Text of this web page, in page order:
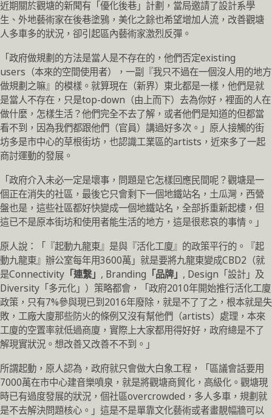
近期關於觀塘的新聞有「優化後巷」計劃，當局邀請了設計系學
生、外地藝術家在後巷塗鴉，美化之餘也希望增加人流，改善觀塘
人多車多的狀況，卻引起區內藝術家激烈反彈。
「政府做規劃的方法是當人是不存在的，他們否定existing
users（本來的空間使用者），一副『我只不過在一個沒人用的地方
做規劃之嘛』的模樣。就算現在（新界）東北都是一樣，他們是就
是當人不存在，只是top-down（由上而下）去為你好，裡面的人在
做什麼，怎樣生活？他們完全不去了解，或者他們是知道的但都當
看不到，因為我們都跟他們（官員）講過好多次。」原人接觸的街
坊多是市中心的草根街坊，也認識工業區的artists，近來多了一起
商討運動的發展。
「政府介入未必一定是壞事，問題是它怎樣回應民間呢？觀塘是一
個正在消失的社區，最後它只會剩下一個地鐵站名，土瓜灣，西營
盤也是，這些社區都好快變成一個地鐵站名，全部拆重新起樓，但
這已不是原本街坊和使用者能生活的地方，這是很悲哀的事情。」
原人說：「『起動九龍東』是與『活化工廈』的政策平行的。『起
動九龍東』辦公室每年用3600萬」就是要將九龍東變成CBD2（就
是Connectivity 「連繫」 , Branding 「品牌」 , Design「設計」及
Diversity「多元化」）策略都會，「政府2010年開始推行活化工廈
政策，只有7%參與現已到2016年廢除，就是不了了之，根本就是失
敗，工廠大廈那些防火的條例又沒有幫他們（artists）處理，本來
工廈的空置率就低過商廈，實際上大家都用得好好，政府總是不了
解現實狀況。想改善又改善不不到。」
所謂起動，原人認為，政府就只會做大白象工程，「區議會話要用
7000萬在市中心建音樂噴泉，就是將觀塘商貿化，高級化。觀塘現
時已有過度發展的狀況，個社區overcrowded，多人多車，規劃就
是不去解決問題核心。」這是不是單靠文化藝術或者畫靚幅牆可以